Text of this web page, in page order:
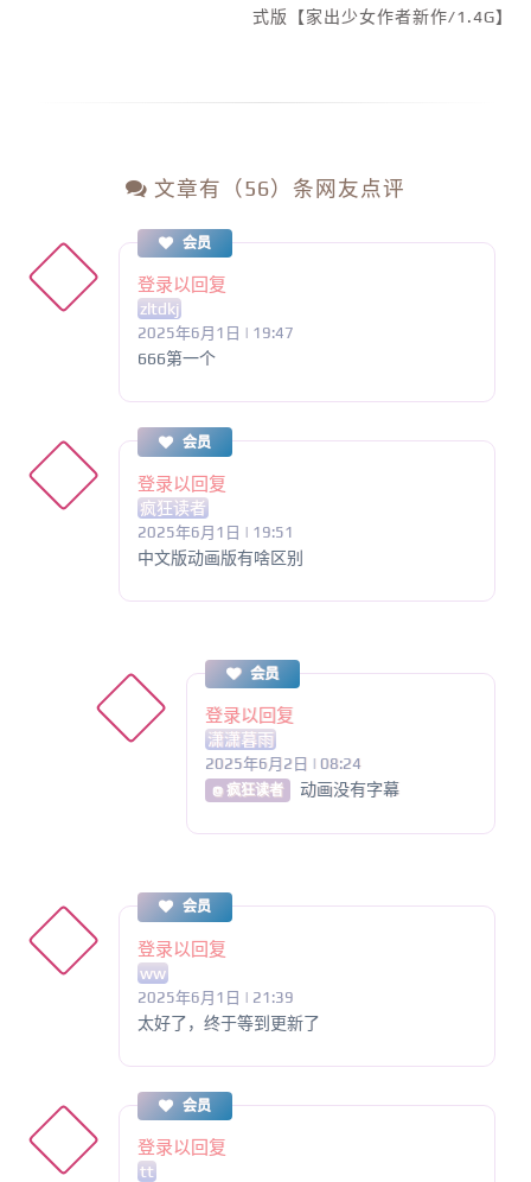
式版【家出少女作者新作/1.4G】
文章有（56）条网友点评
会员
登录以回复
zltdkj
2025年6月1日 | 19:47
666第一个
会员
登录以回复
疯狂读者
2025年6月1日 | 19:51
中文版动画版有啥区别
会员
登录以回复
潇潇暮雨
2025年6月2日 | 08:24
@ 疯狂读者 动画没有字幕
会员
登录以回复
ww
2025年6月1日 | 21:39
太好了，终于等到更新了
会员
登录以回复
tt